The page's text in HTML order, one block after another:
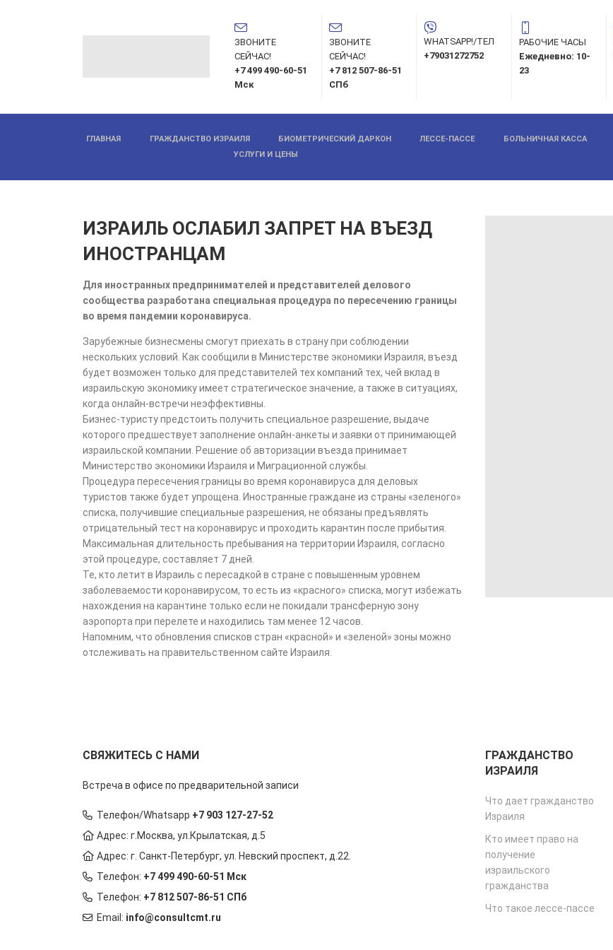
ЗВОНИТЕ
СЕЙЧАС!
+7 499 490-60-51
Мск
ЗВОНИТЕ
СЕЙЧАС!
+7 812 507-86-51
СПб
WHATSAPP!/ТЕЛ
+79031272752
РАБОЧИЕ ЧАСЫ
Ежедневно: 10-
23
ГЛАВНАЯ ГРАЖДАНСТВО ИЗРАИЛЯ БИОМЕТРИЧЕСКИЙ ДАРКОН ЛЕССЕ-ПАССЕ БОЛЬНИЧНАЯ КАССА
УСЛУГИ И ЦЕНЫ
ИЗРАИЛЬ ОСЛАБИЛ ЗАПРЕТ НА ВЪЕЗД
ИНОСТРАНЦАМ
Для иностранных предпринимателей и представителей делового
сообщества разработана специальная процедура по пересечению границы
во время пандемии коронавируса.
Зарубежные бизнесмены смогут приехать в страну при соблюдении
нескольких условий. Как сообщили в Министерстве экономики Израиля, въезд
будет возможен только для представителей тех компаний тех, чей вклад в
израильскую экономику имеет стратегическое значение, а также в ситуациях,
когда онлайн-встречи неэффективны.
Бизнес-туристу предстоить получить специальное разрешение, выдаче
которого предшествует заполнение онлайн-анкеты и заявки от принимающей
израильской компании. Решение об авторизации въезда принимает
Министерство экономики Израиля и Миграционной службы.
Процедура пересечения границы во время коронавируса для деловых
туристов также будет упрощена. Иностранные граждане из страны «зеленого»
списка, получившие специальные разрешения, не обязаны предъявлять
отрицательный тест на коронавирус и проходить карантин после прибытия.
Максимальная длительность пребывания на территории Израиля, согласно
этой процедуре, составляет 7 дней.
Те, кто летит в Израиль с пересадкой в стране с повышенным уровнем
заболеваемости коронавирусом, то есть из «красного» списка, могут избежать
нахождения на карантине только если не покидали трансферную зону
аэропорта при перелете и находились там менее 12 часов.
Напомним, что обновления списков стран «красной» и «зеленой» зоны можно
отслеживать на правительственном сайте Израиля.
СВЯЖИТЕСЬ С НАМИ
Встреча в офисе по предварительной записи
Телефон/Whatsapp +7 903 127-27-52
Адрес: г.Москва, ул.Крылатская, д.5
Адрес: г. Санкт-Петербург, ул. Невский проспект, д.22.
Телефон: +7 499 490-60-51 Мск
Телефон: +7 812 507-86-51 СПб
Email: info@consultcmt.ru
ГРАЖДАНСТВО
ИЗРАИЛЯ
Что дает гражданство
Израиля
Кто имеет право на
получение
израильского
гражданства
Что такое лессе-пассе